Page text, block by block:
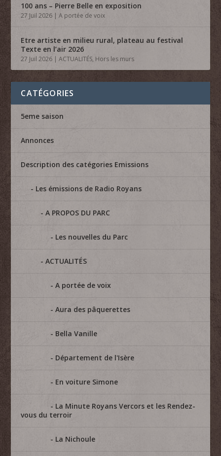
100 ans – Pierre Belle en exposition
27 Juil 2026 |A portée de voix
Etre artiste en milieu rural, plateau au festival
Texte en l’air 2026
27 Juil 2026 |ACTUALITÉS, Hors les murs
CATÉGORIES
5eme saison
Annonces
Description des catégories Emissions
Les émissions de Radio Royans
A PROPOS DU PARC
Les nouvelles du Parc
ACTUALITÉS
A portée de voix
Aura des pâquerettes
Bella Vanille
Département de l'Isère
En voiture Simone
La Minute Royans Vercors et les Rendez-
vous du terroir
La Nichoule